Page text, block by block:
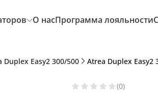
О насПрограмма лояльности
Duplex Easy2 300/500 Atrea Duplex Easy2
(0)